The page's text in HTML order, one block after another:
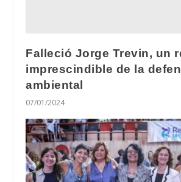
Falleció Jorge Trevin, un
imprescindible de la
ambiental
07/01/2024